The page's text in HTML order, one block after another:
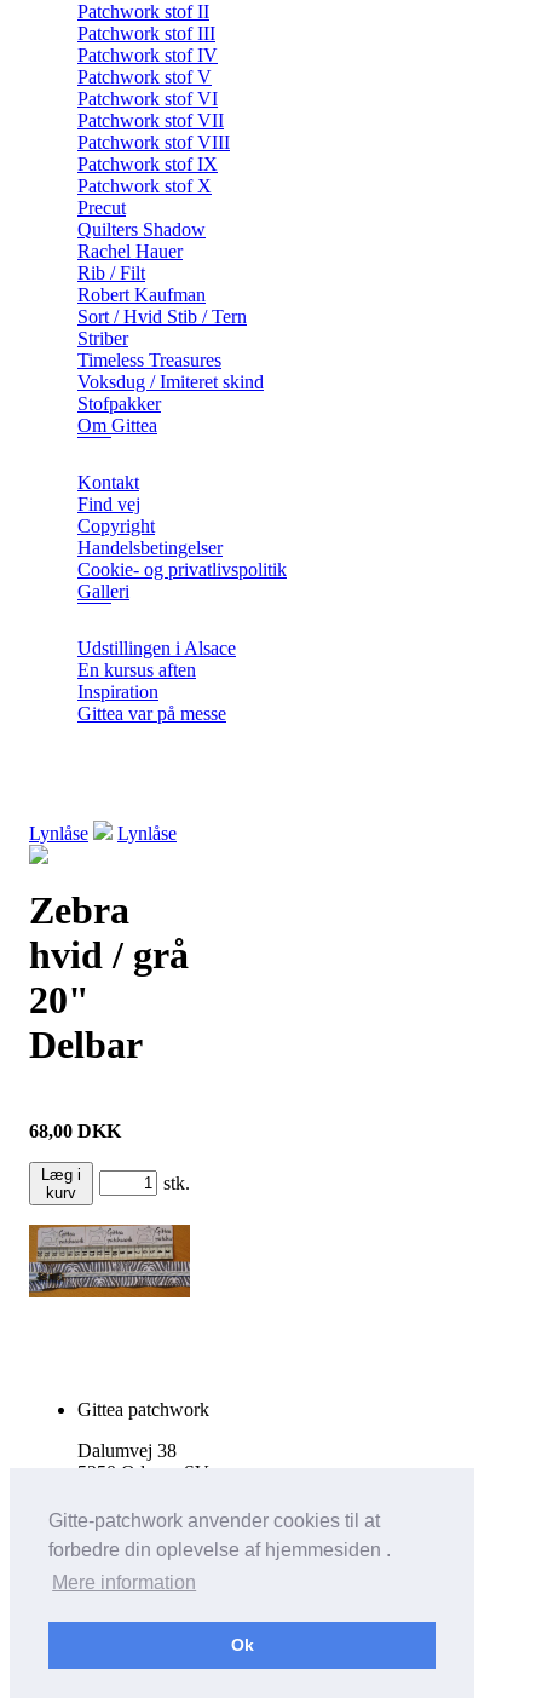
Gitte-patchwork anvender cookies til at
forbedre din oplevelse af hjemmesiden .
Mere information
Ok
Patchwork stof II
Patchwork stof III
Patchwork stof IV
Patchwork stof V
Patchwork stof VI
Patchwork stof VII
Patchwork stof VIII
Patchwork stof IX
Patchwork stof X
Precut
Quilters Shadow
Rachel Hauer
Rib / Filt
Robert Kaufman
Sort / Hvid Stib / Tern
Striber
Timeless Treasures
Voksdug / Imiteret skind
Stofpakker
Om Gittea
Kontakt
Find vej
Copyright
Handelsbetingelser
Cookie- og privatlivspolitik
Galleri
Udstillingen i Alsace
En kursus aften
Inspiration
Gittea var på messe
Lynlåse Lynlåse
Zebra
hvid / grå
20"
Delbar
68,00 DKK
Læg i
kurv
stk.
Gittea patchwork
Dalumvej 38
5250 Odense SV
Tlf. 27511644
info@gittea.dk